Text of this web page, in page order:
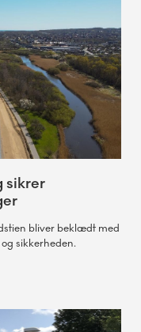
sikrer
bliver beklædt med
sikkerheden.